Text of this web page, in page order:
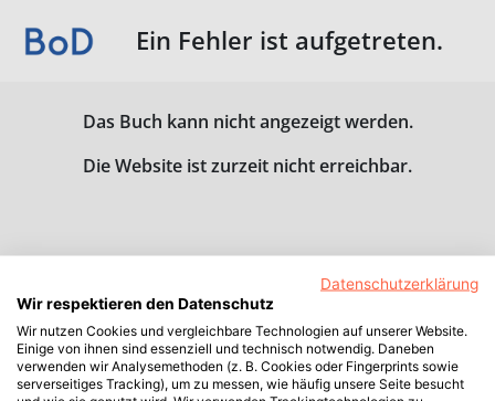
Ein Fehler ist aufgetreten.
Das Buch kann nicht angezeigt werden.
Die Website ist zurzeit nicht erreichbar.
Datenschutzerklärung
Wir respektieren den Datenschutz
Wir nutzen Cookies und vergleichbare Technologien auf unserer Website.
Einige von ihnen sind essenziell und technisch notwendig. Daneben
verwenden wir Analysemethoden (z. B. Cookies oder Fingerprints sowie
serverseitiges Tracking), um zu messen, wie häufig unsere Seite besucht